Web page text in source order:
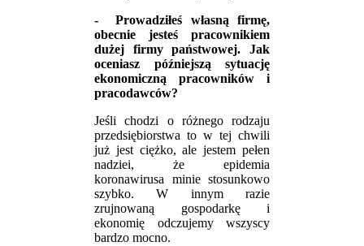
-
Prowadziłeś własną firmę,
obecnie jesteś pracownikiem
dużej firmy państwowej. Jak
oceniasz późniejszą sytuację
ekonomiczną pracowników i
pracodawców?
Jeśli chodzi o różnego rodzaju
przedsiębiorstwa to w tej chwili
już jest ciężko, ale jestem pełen
nadziei, że epidemia
koronawirusa minie stosunkowo
szybko. W innym razie
zrujnowaną gospodarkę i
ekonomię odczujemy wszyscy
bardzo mocno.